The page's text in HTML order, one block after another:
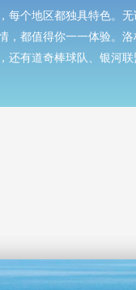
每个地区都独具特色。
，都值得你一一体验。
还有道奇棒球队、银河